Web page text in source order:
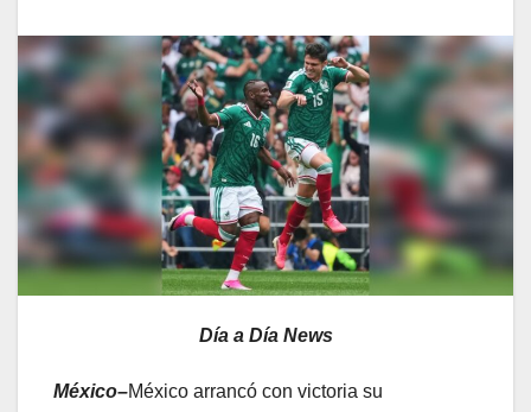
Día a Día News
México–México arrancó con victoria su